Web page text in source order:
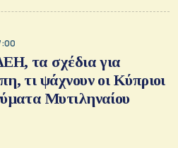
τα σχέδια για
τι ψάχνουν οι Κύπριοι
Μυτιληναίου